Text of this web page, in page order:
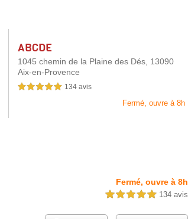
ABCDE
1045 chemin de la Plaine des Dés, 13090
Aix-en-Provence
5,0 étoiles sur 5 134 avis
Fermé, ouvre à 8h
Fermé, ouvre à 8h
5,0 étoiles sur 5 134 avis